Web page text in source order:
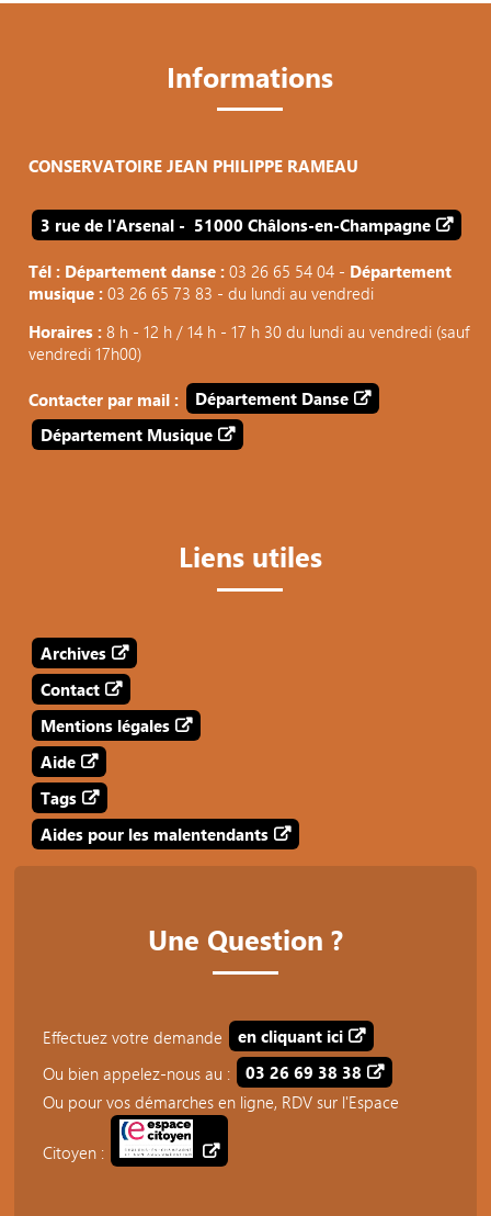
Informations
CONSERVATOIRE JEAN PHILIPPE RAMEAU
3 rue de l'Arsenal - 51000 Châlons-en-Champagne
Tél : Département danse : 03 26 65 54 04 - Département
musique :03 26 65 73 83 - du lundi au vendredi
Horaires : 8 h - 12 h / 14 h - 17 h 30 du lundi au vendredi (sauf
vendredi 17h00)
Contacter par mail :
Département Danse
Département Musique
Liens utiles
Archives
Contact
Mentions légales
Aide
Tags
Aides pour les malentendants
Une Question ?
Effectuez votre demande
en cliquant ici
Ou bien appelez-nous au :
03 26 69 38 38
Ou pour vos démarches en ligne, RDV sur l'Espace
Citoyen :